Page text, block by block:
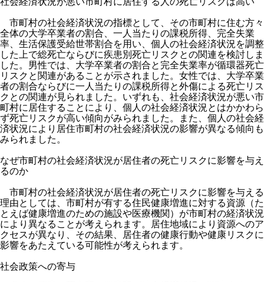
市町村の社会経済状況の指標として、その市町村に住む方々
全体の大学卒業者の割合、一人当たりの課税所得、完全失業
率、生活保護受給世帯割合を用い、個人の社会経済状況を調整
した上で総死亡ならびに疾患別死亡リスクとの関連を検討しま
した。男性では、大学卒業者の割合と完全失業率が循環器死亡
リスクと関連があることが示されました。女性では、大学卒業
者の割合ならびに一人当たりの課税所得と外傷による死亡リス
クとの関連が見られました。いずれも、社会経済状況が悪い市
町村に居住することにより、個人の社会経済状況とはかかわら
ず死亡リスクが高い傾向がみられました。また、個人の社会経
済状況により居住市町村の社会経済状況の影響が異なる傾向も
みられました。
なぜ市町村の社会経済状況が居住者の死亡リスクに影響を与え
るのか
市町村の社会経済状況が居住者の死亡リスクに影響を与える
理由としては、市町村が有する住民健康増進に対する資源（た
とえば健康増進のための施設や医療機関）が市町村の経済状況
により異なることが考えられます。居住地域により資源へのア
クセスが異なり、その結果、居住者の健康行動や健康リスクに
影響をあたえている可能性が考えられます。
社会政策への寄与